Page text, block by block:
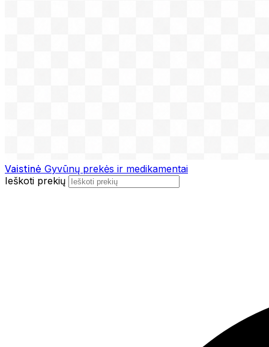
Vaistinė Gyvūnų prekės ir medikamentai
Ieškoti prekių